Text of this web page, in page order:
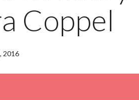
Coppel
2016